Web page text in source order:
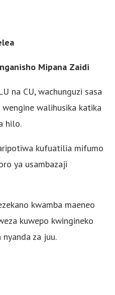
Mipana Zaidi
na CU, wachunguzi sasa
walihusika katika
hilo.
kufuatilia mifumo
ya usambazaji
kwamba maeneo
kuwepo kwingineko
za juu.